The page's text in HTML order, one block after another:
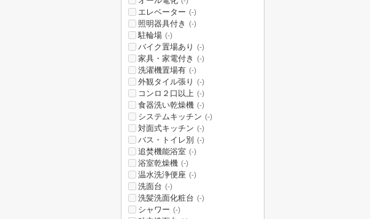
エレベーター (-)
照明器具付き (-)
駐輪場 (-)
バイク置場あり (-)
家具・家電付き (-)
洗濯機置場有 (-)
外観タイル張り (-)
コンロ２口以上 (-)
食器洗い乾燥機 (-)
システムキッチン (-)
対面式キッチン (-)
バス・トイレ別 (-)
追焚機能浴室 (-)
浴室乾燥機 (-)
温水洗浄便座 (-)
洗面台 (-)
洗髪洗面化粧台 (-)
シャワー (-)